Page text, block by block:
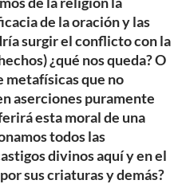
de la oración y las
surgir el conflicto con la
¿qué nos queda? O
metafísicas que no
aserciones puramente
esta moral de una
todos las
divinos aquí y en el
sus criaturas y demás?